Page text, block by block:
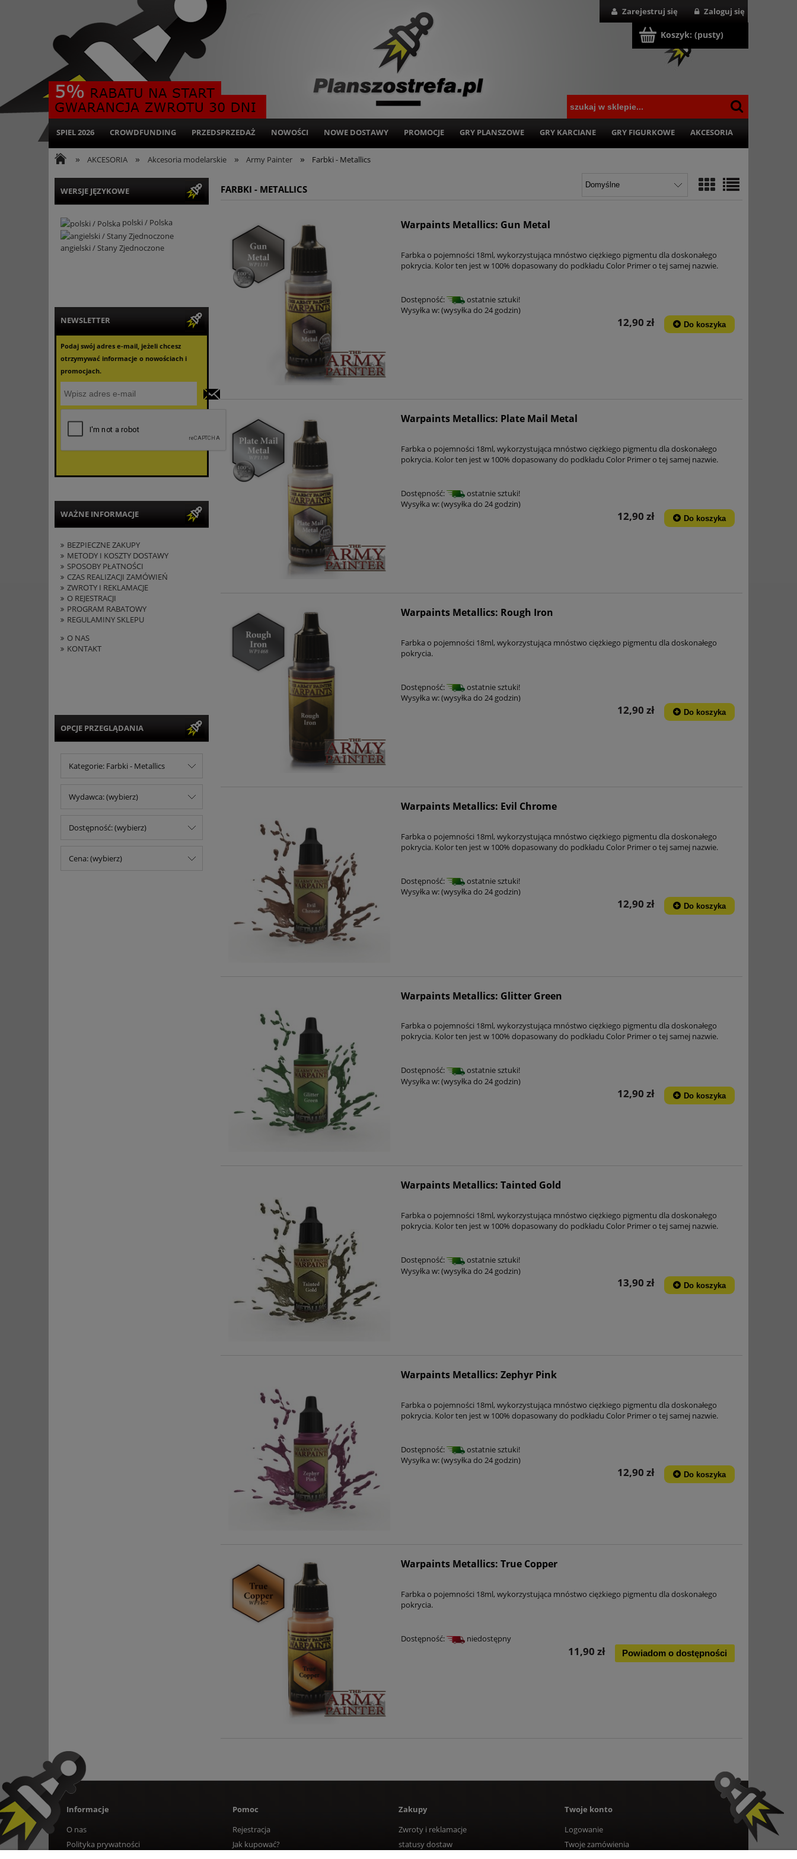
Zarejestruj się Zaloguj się
Koszyk: (pusty)
SPIEL 2026 CROWDFUNDING PRZEDSPRZEDAŻ NOWOŚCI NOWE DOSTAWY PROMOCJE GRY PLANSZOWE GRY KARCIANE GRY FIGURKOWE AKCESORIA
» AKCESORIA » Akcesoria modelarskie » Army Painter » Farbki - Metallics
WERSJE JĘZYKOWE
polski / Polska
angielski / Stany Zjednoczone
NEWSLETTER
Podaj swój adres e-mail, jeżeli chcesz
otrzymywać informacje o nowościach i
promocjach.
WAŻNE INFORMACJE
BEZPIECZNE ZAKUPY
METODY I KOSZTY DOSTAWY
SPOSOBY PŁATNOŚCI
CZAS REALIZACJI ZAMÓWIEŃ
ZWROTY I REKLAMACJE
O REJESTRACJI
PROGRAM RABATOWY
REGULAMINY SKLEPU
O NAS
KONTAKT
OPCJE PRZEGLĄDANIA
Kategorie: Farbki - Metallics
Wydawca: (wybierz)
Dostępność: (wybierz)
Cena: (wybierz)
FARBKI - METALLICS
Warpaints Metallics: Gun Metal
Farbka o pojemności 18ml, wykorzystująca mnóstwo ciężkiego pigmentu dla doskonałego
pokrycia. Kolor ten jest w 100% dopasowany do podkładu Color Primer o tej samej nazwie.
Dostępność:
ostatnie sztuki!
Wysyłka w:(wysyłka do 24 godzin)
12,90 zł Do koszyka
Warpaints Metallics: Plate Mail Metal
Farbka o pojemności 18ml, wykorzystująca mnóstwo ciężkiego pigmentu dla doskonałego
pokrycia. Kolor ten jest w 100% dopasowany do podkładu Color Primer o tej samej nazwie.
Dostępność:
ostatnie sztuki!
Wysyłka w:(wysyłka do 24 godzin)
12,90 zł Do koszyka
Warpaints Metallics: Rough Iron
Farbka o pojemności 18ml, wykorzystująca mnóstwo ciężkiego pigmentu dla doskonałego
pokrycia.
Dostępność:
ostatnie sztuki!
Wysyłka w:(wysyłka do 24 godzin)
12,90 zł Do koszyka
Warpaints Metallics: Evil Chrome
Farbka o pojemności 18ml, wykorzystująca mnóstwo ciężkiego pigmentu dla doskonałego
pokrycia. Kolor ten jest w 100% dopasowany do podkładu Color Primer o tej samej nazwie.
Dostępność:
ostatnie sztuki!
Wysyłka w:(wysyłka do 24 godzin)
12,90 zł Do koszyka
Warpaints Metallics: Glitter Green
Farbka o pojemności 18ml, wykorzystująca mnóstwo ciężkiego pigmentu dla doskonałego
pokrycia. Kolor ten jest w 100% dopasowany do podkładu Color Primer o tej samej nazwie.
Dostępność:
ostatnie sztuki!
Wysyłka w:(wysyłka do 24 godzin)
12,90 zł Do koszyka
Warpaints Metallics: Tainted Gold
Farbka o pojemności 18ml, wykorzystująca mnóstwo ciężkiego pigmentu dla doskonałego
pokrycia. Kolor ten jest w 100% dopasowany do podkładu Color Primer o tej samej nazwie.
Dostępność:
ostatnie sztuki!
Wysyłka w:(wysyłka do 24 godzin)
13,90 zł Do koszyka
Warpaints Metallics: Zephyr Pink
Farbka o pojemności 18ml, wykorzystująca mnóstwo ciężkiego pigmentu dla doskonałego
pokrycia. Kolor ten jest w 100% dopasowany do podkładu Color Primer o tej samej nazwie.
Dostępność:
ostatnie sztuki!
Wysyłka w:(wysyłka do 24 godzin)
12,90 zł Do koszyka
Warpaints Metallics: True Copper
Farbka o pojemności 18ml, wykorzystująca mnóstwo ciężkiego pigmentu dla doskonałego
pokrycia.
Dostępność: niedostępny
11,90 zł Powiadom o dostępności
Informacje
O nas
Polityka prywatności
Pomoc
Rejestracja
Jak kupować?
Zakupy
Zwroty i reklamacje
statusy dostaw
Twoje konto
Logowanie
Twoje zamówienia